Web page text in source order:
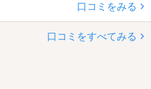
口コミをみる
口コミをすべてみる